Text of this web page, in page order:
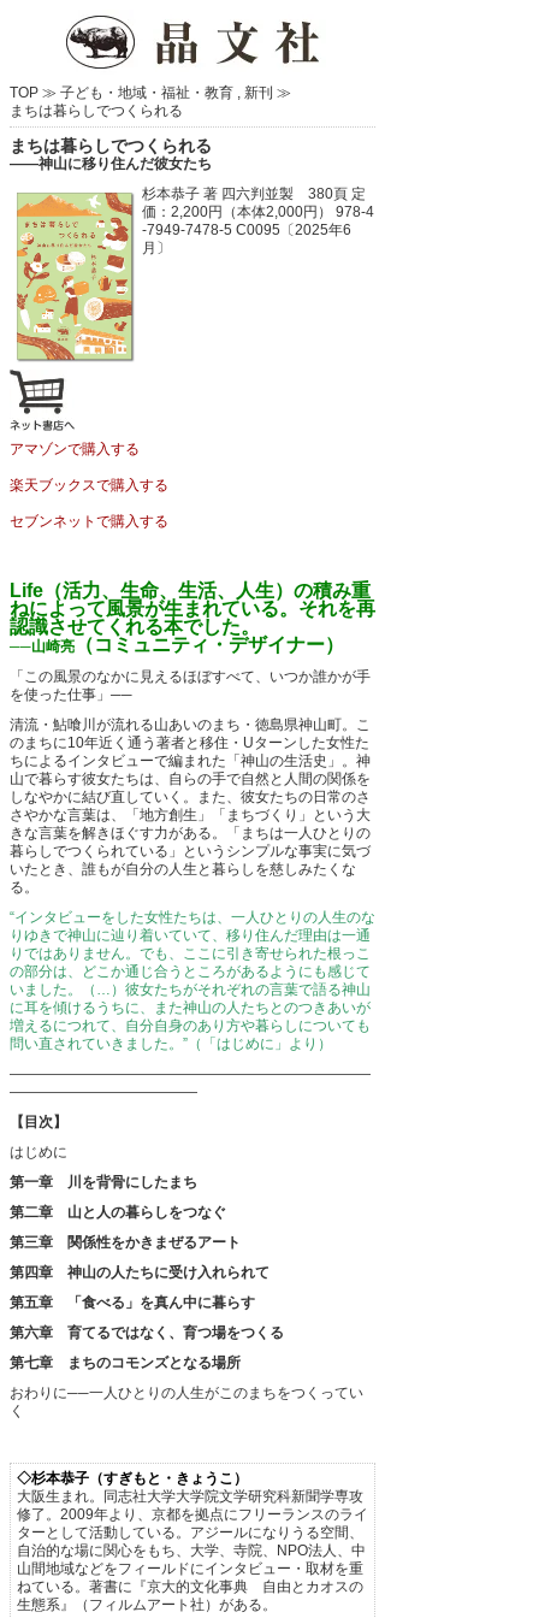
TOP ≫ 子ども・地域・福祉・教育 , 新刊 ≫
まちは暮らしでつくられる
まちは暮らしでつくられる
――神山に移り住んだ彼女たち
杉本恭子 著 四六判並製 380頁 定
価：2,200円（本体2,000円）
978-4
-7949-7478-5 C0095〔2025年6
月〕
アマゾンで購入する
楽天ブックスで購入する
セブンネットで購入する
Life（活力、生命、生活、人生）の積み重
ねによって風景が生まれている。それを再
認識させてくれる本でした。
──山崎亮 （コミュニティ・デザイナー）
「この風景のなかに見えるほぼすべて、いつか誰かが手
を使った仕事」──
清流・鮎喰川が流れる山あいのまち・徳島県神山町。こ
のまちに10年近く通う著者と移住・Uターンした女性た
ちによるインタビューで編まれた「神山の生活史」。神
山で暮らす彼女たちは、自らの手で自然と人間の関係を
しなやかに結び直していく。また、彼女たちの日常のさ
さやかな言葉は、「地方創生」「まちづくり」という大
きな言葉を解きほぐす力がある。「まちは一人ひとりの
暮らしでつくられている」というシンプルな事実に気づ
いたとき、誰もが自分の人生と暮らしを慈しみたくな
る。
“インタビューをした女性たちは、一人ひとりの人生のな
りゆきで神山に辿り着いていて、移り住んだ理由は一通
りではありません。でも、ここに引き寄せられた根っこ
の部分は、どこか通じ合うところがあるようにも感じて
いました。（…）彼女たちがそれぞれの言葉で語る神山
に耳を傾けるうちに、また神山の人たちとのつきあいが
増えるにつれて、自分自身のあり方や暮らしについても
問い直されていきました。”（「はじめに」より）
―――――――――――――――――――――――――
―――――――――――――
【目次】
はじめに
第一章 川を背骨にしたまち
第二章 山と人の暮らしをつなぐ
第三章 関係性をかきまぜるアート
第四章 神山の人たちに受け入れられて
第五章 「食べる」を真ん中に暮らす
第六章 育てるではなく、育つ場をつくる
第七章 まちのコモンズとなる場所
おわりに──一人ひとりの人生がこのまちをつくってい
く
◇杉本恭子（すぎもと・きょうこ）
大阪生まれ。同志社大学大学院文学研究科新聞学専攻
修了。2009年より、京都を拠点にフリーランスのライ
ターとして活動している。アジールになりうる空間、
自治的な場に関心をもち、大学、寺院、NPO法人、中
山間地域などをフィールドにインタビュー・取材を重
ねている。著書に『京大的文化事典 自由とカオスの
生態系』（フィルムアート社）がある。